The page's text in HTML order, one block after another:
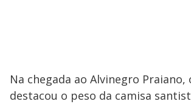
Na chegada ao Alvinegro Praiano,
destacou o peso da camisa